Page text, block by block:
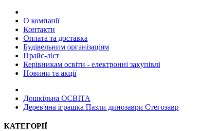
О компанії
Контакти
Оплата та доставка
Будівельним організаціям
Прайс-ліст
Керівникам освіти - електронні закупівлі
Новини та акції
Дошкільна ОСВIТА
Дерев'яна іграшка Пазли динозаври Стегозавр
КАТЕГОРІЇ